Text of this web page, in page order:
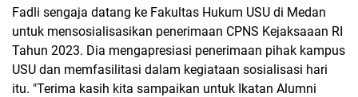
Fadli sengaja datang ke Fakultas Hukum USU di Medan
untuk mensosialisasikan penerimaan CPNS Kejaksaaan RI
Tahun 2023. Dia mengapresiasi penerimaan pihak kampus
USU dan memfasilitasi dalam kegiataan sosialisasi hari
itu. "Terima kasih kita sampaikan untuk Ikatan Alumni